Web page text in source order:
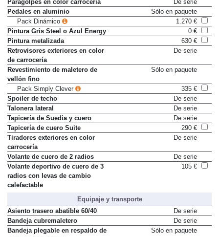
Paragolpes en color carrocería
De serie
Pedales en aluminio
Sólo en paquete
Pack Dinámico
1.270 €
Pintura Gris Steel o Azul Energy
0 €
Pintura metalizada
630 €
Retrovisores exteriores en color
de carrocería
De serie
Revestimiento de maletero de
vellón fino
Sólo en paquete
Pack Simply Clever
335 €
Spoiler de techo
De serie
Talonera lateral
De serie
Tapicería de Suedia y cuero
De serie
Tapicería de cuero Suite
290 €
Tiradores exteriores en color
carrocería
De serie
Volante de cuero de 2 radios
De serie
Volante deportivo de cuero de 3
radios con levas de cambio
calefactable
105 €
Equipaje y transporte
Asiento trasero abatible 60/40
De serie
Bandeja cubremaletero
De serie
Bandeja plegable en respaldo de
Sólo en paquete